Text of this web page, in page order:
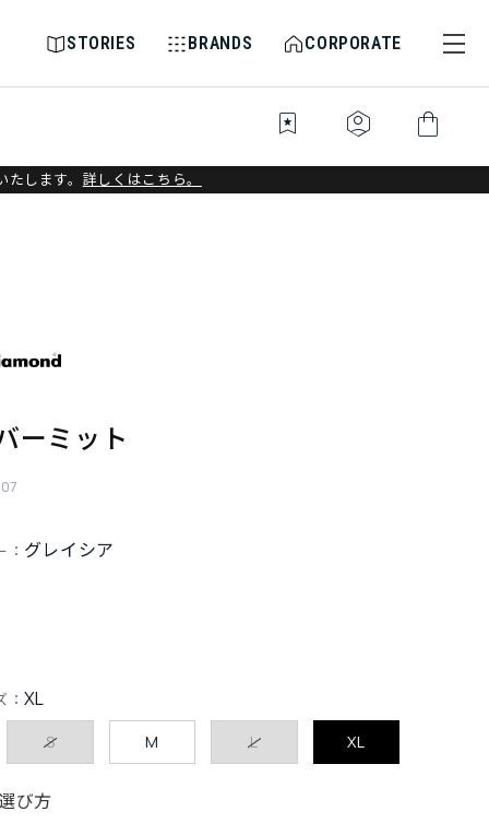
STORIES BRANDS CORPORATE
bookmark_star identity_platform shopping_bag
します。 詳しくはこちら。
ーミット
： グレイシア
： XL
S M L XL
び方